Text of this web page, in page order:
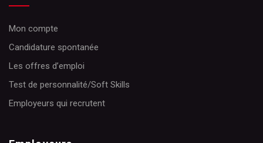
Mon compte
Candidature spontanée
Les offres d’emploi
Test de personnalité/Soft Skills
Employeurs qui recrutent